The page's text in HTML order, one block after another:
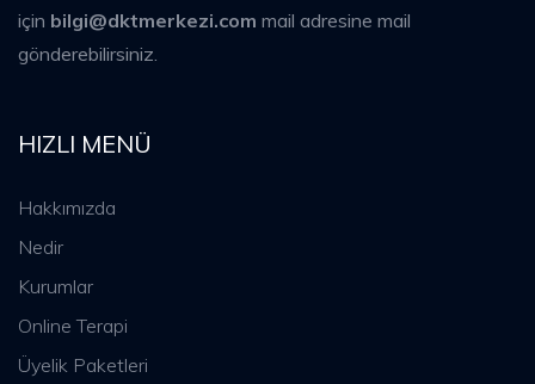
için bilgi@dktmerkezi.com mail adresine mail
gönderebilirsiniz.
HIZLI MENÜ
Hakkımızda
Nedir
Kurumlar
Online Terapi
Üyelik Paketleri